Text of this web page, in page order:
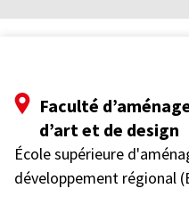
Faculté
d’art et de design
École supérieure
développement régional